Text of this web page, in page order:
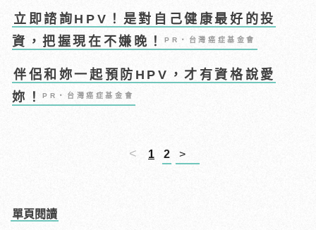
立即諮詢HPV！是對自己健康最好的投
資，把握現在不嫌晚！PR・台灣癌症基金會
伴侶和妳一起預防HPV，才有資格說愛
妳！PR・台灣癌症基金會
< 1 2 >
單頁閱讀